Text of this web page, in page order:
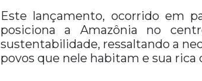
Este lançamento, ocorrido em
posiciona a Amazônia no
sustentabilidade, ressaltando a
povos que nele habitam e sua rica